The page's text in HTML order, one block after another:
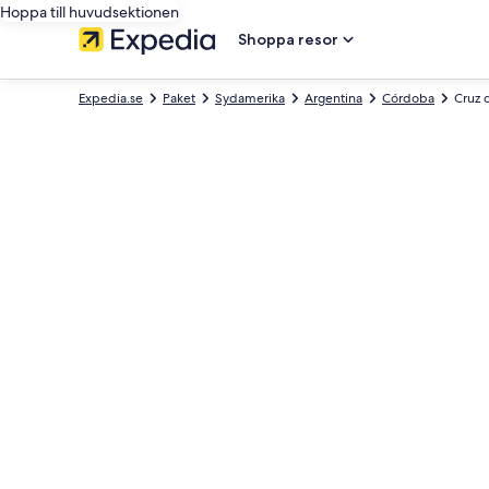
Hoppa till huvudsektionen
Shoppa resor
Cruz
Córdoba
Argentina
Sydamerika
Paket
Expedia.se